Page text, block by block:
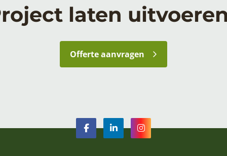
laten
Offerte aanvragen